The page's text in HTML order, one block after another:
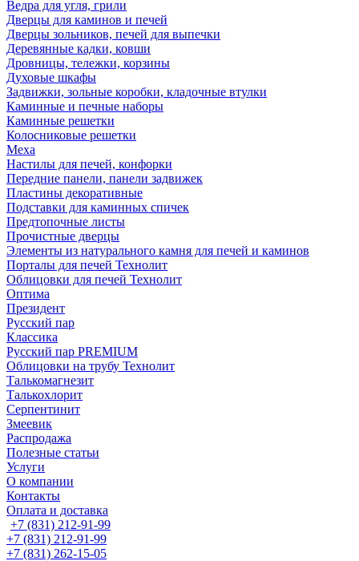
Ведра для угля, грили
Дверцы для каминов и печей
Дверцы зольников, печей для выпечки
Деревянные кадки, ковши
Дровницы, тележки, корзины
Духовые шкафы
Задвижки, зольные коробки, кладочные втулки
Каминные и печные наборы
Каминные решетки
Колосниковые решетки
Меха
Настилы для печей, конфорки
Передние панели, панели задвижек
Пластины декоративные
Подставки для каминных спичек
Предтопочные листы
Прочистные дверцы
Элементы из натурального камня для печей и каминов
Порталы для печей Технолит
Облицовки для печей Технолит
Оптима
Президент
Русский пар
Классика
Русский пар PREMIUM
Облицовки на трубу Технолит
Талькомагнезит
Талькохлорит
Серпентинит
Змеевик
Распродажа
Полезные статьи
Услуги
О компании
Контакты
Оплата и доставка
+7 (831) 212-91-99
+7 (831) 212-91-99
+7 (831) 262-15-05